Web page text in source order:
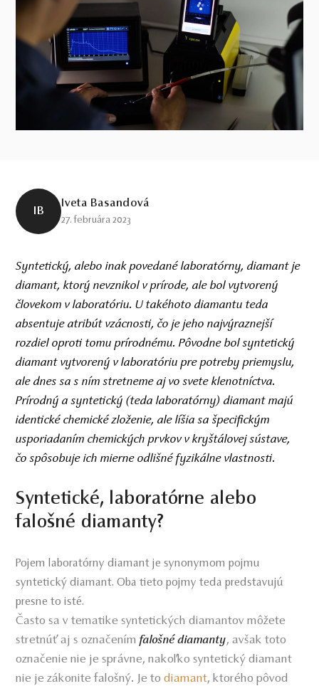
IB
Iveta Basandová
27. februára 2023
Syntetický, alebo inak povedané laboratórny, diamant je
diamant, ktorý nevznikol v prírode, ale bol vytvorený
človekom v laboratóriu. U takéhoto diamantu teda
absentuje atribút vzácnosti, čo je jeho najvýraznejší
rozdiel oproti tomu prírodnému. Pôvodne bol syntetický
diamant vytvorený v laboratóriu pre potreby priemyslu,
ale dnes sa s ním stretneme aj vo svete klenotníctva.
Prírodný a syntetický (teda laboratórny) diamant majú
identické chemické zloženie, ale líšia sa špecifickým
usporiadaním chemických prvkov v kryštálovej sústave,
čo spôsobuje ich mierne odlišné fyzikálne vlastnosti.
Syntetické, laboratórne alebo
falošné diamanty?
Pojem laboratórny diamant je synonymom pojmu
syntetický diamant. Oba tieto pojmy teda predstavujú
presne to isté.
Často sa v tematike syntetických diamantov môžete
stretnúť aj s označenímfalošné diamanty, avšak toto
označenie nie je správne, nakoľko syntetický diamant
nie je zákonite falošný. Je todiamant, ktorého pôvod